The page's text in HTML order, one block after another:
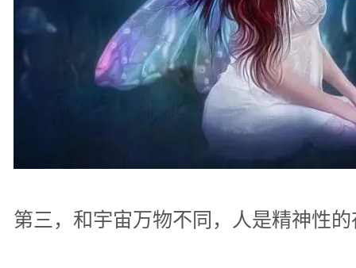
第三，和宇宙万物不同，人是精神性